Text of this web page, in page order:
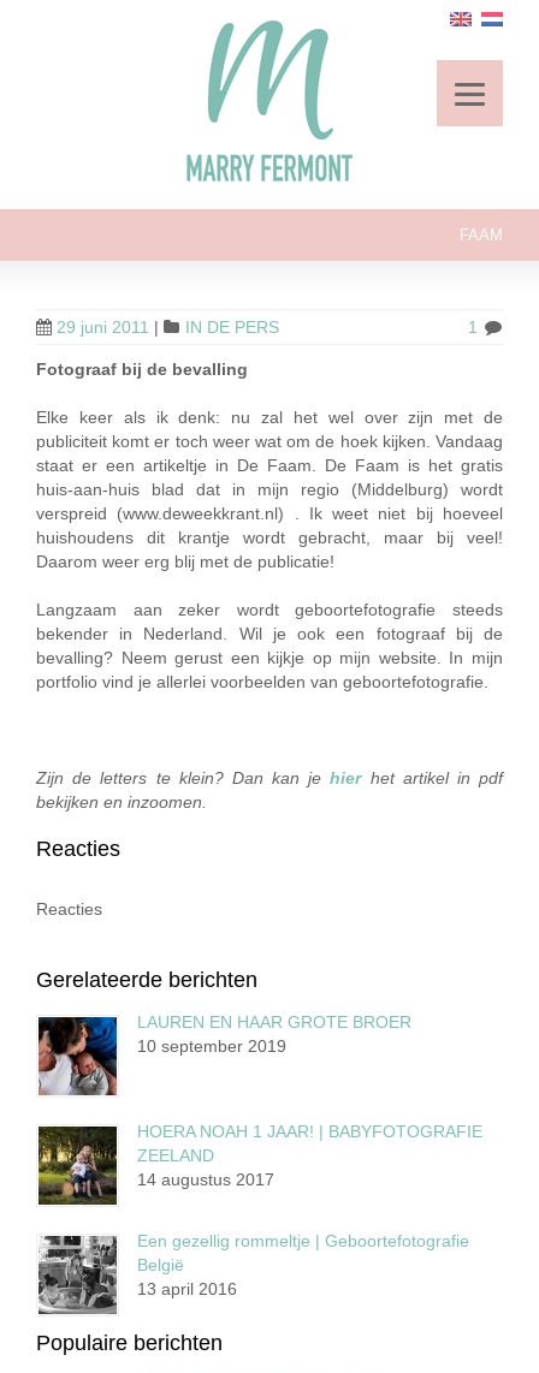
FAAM
29 juni 2011 | IN DE PERS 1
Fotograaf bij de bevalling
Elke keer als ik denk: nu zal het wel over zijn met de
publiciteit komt er toch weer wat om de hoek kijken. Vandaag
staat er een artikeltje in De Faam. De Faam is het gratis
huis-aan-huis blad dat in mijn regio (Middelburg) wordt
verspreid (www.deweekkrant.nl) . Ik weet niet bij hoeveel
huishoudens dit krantje wordt gebracht, maar bij veel!
Daarom weer erg blij met de publicatie!
Langzaam aan zeker wordt geboortefotografie steeds
bekender in Nederland. Wil je ook een fotograaf bij de
bevalling? Neem gerust een kijkje op mijn website. In mijn
portfolio vind je allerlei voorbeelden van geboortefotografie.
Zijn de letters te klein? Dan kan je hier het artikel in pdf
bekijken en inzoomen.
Reacties
Reacties
Gerelateerde berichten
LAUREN EN HAAR GROTE BROER
10 september 2019
HOERA NOAH 1 JAAR! | BABYFOTOGRAFIE
ZEELAND
14 augustus 2017
Een gezellig rommeltje | Geboortefotografie
België
13 april 2016
Populaire berichten